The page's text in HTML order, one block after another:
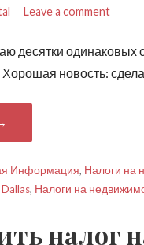
Leave a comment
десятки
Хорошая новость:
Информация, Налоги на
, Налоги на
налог